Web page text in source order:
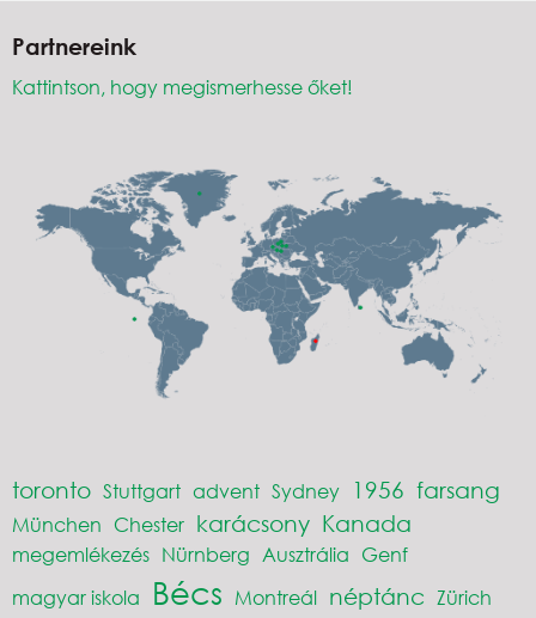
Partnereink
Kattintson, hogy megismerhesse őket!
toronto Stuttgart advent Sydney 1956 farsang
München Chester karácsony Kanada
megemlékezés Nürnberg Ausztrália Genf
magyar iskola
Bécs Montreál néptánc Zürich